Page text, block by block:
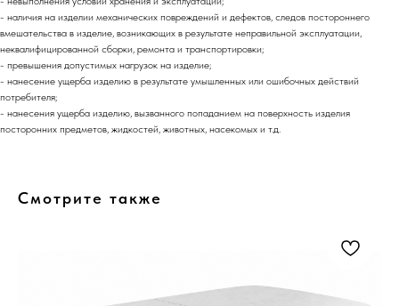
- наличия на изделии механических повреждений и дефектов, следов постороннего
вмешательства в изделие, возникающих в результате неправильной эксплуатации,
неквалифицированной сборки, ремонта и транспортировки;
- превышения допустимых нагрузок на изделие;
- нанесение ущерба изделию в результате умышленных или ошибочных действий
потребителя;
- нанесения ущерба изделию, вызванного попаданием на поверхность изделия
посторонних предметов, жидкостей, животных, насекомых и т.д.
Смотрите также